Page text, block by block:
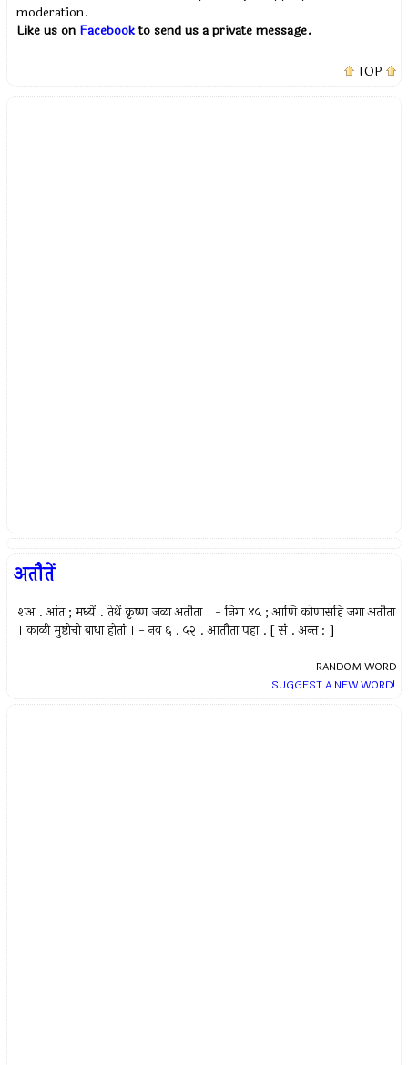
moderation.
Like us on Facebookto send us a private message.
TOP
अतौतें
शअ . आंत ; मध्यें . तेथें कृष्ण जळा अतौता । - निगा ४५ ; आणि कोणासहि जगा अतौता
। काळी मुष्टीची बाधा होतां । - नव ६ . ५२ . आतौता पहा . [ सं . अन्त : ]
RANDOM WORD
SUGGEST A NEW WORD!